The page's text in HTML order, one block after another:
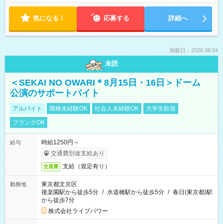
気になる！ 応募する 詳細へ
掲載日：2026.08.04
未読
＜SEKAI NO OWARI＊8月15日・16日＞ドーム
公演のサポートバイト
アルバイト 職種未経験OK 社会人未経験OK
大学生歓迎
ブランクOK
給与
時給1250円～
交通費別途支給あり
交通費 支給（規定有り）
勤務地
東京都文京区
後楽園駅から徒歩5分 / 水道橋駅から徒歩5分 / 春日(東京都)駅
から徒歩7分
株式会社ライブパワー